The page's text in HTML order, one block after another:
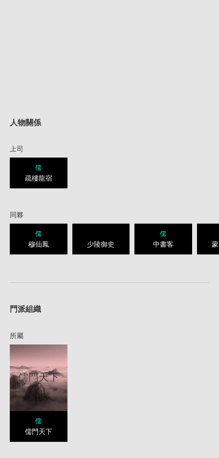
人物關係
上司
儒
疏樓龍宿
同夥
儒
穆仙鳳 少陵御史
儒
中書客
門派組織
所屬
儒門天下
儒
儒門天下